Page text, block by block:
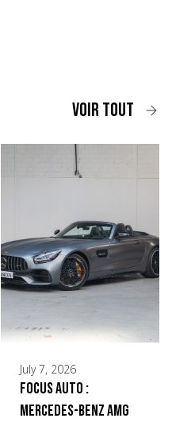
voir tout
July 7, 2026
Focus Auto :
Mercedes-Benz AMG